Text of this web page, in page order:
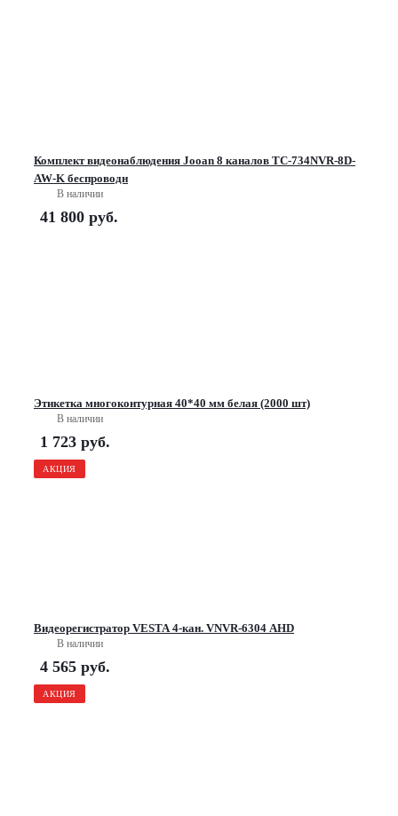
Комплект видеонаблюдения Jooan 8 каналов TC-734NVR-8D-
AW-K беспроводн
В наличии
41 800 руб.
Этикетка многоконтурная 40*40 мм белая (2000 шт)
В наличии
1 723 руб.
АКЦИЯ
Видеорегистратор VESTA 4-кан. VNVR-6304 AHD
В наличии
4 565 руб.
АКЦИЯ